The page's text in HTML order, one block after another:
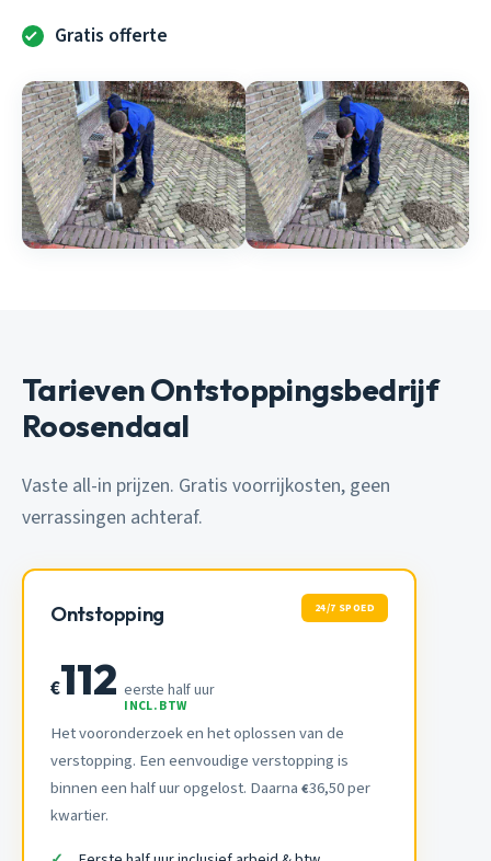
Gratis offerte
Tarieven Ontstoppingsbedrijf
Roosendaal
Vaste all-in prijzen. Gratis voorrijkosten, geen
verrassingen achteraf.
Ontstopping 24/7 SPOED
€112 eerste half uur
INCL. BTW
Het vooronderzoek en het oplossen van de
verstopping. Een eenvoudige verstopping is
binnen een half uur opgelost. Daarna €36,50 per
kwartier.